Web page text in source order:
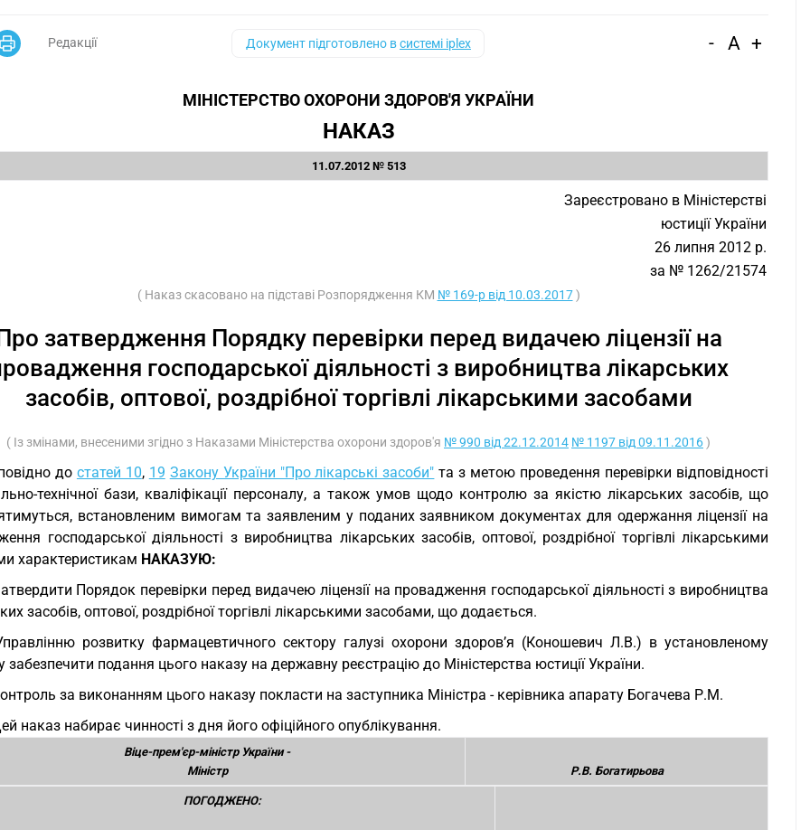
Редакції Документ підготовлено всистемі iplex - A +
МІНІСТЕРСТВО ОХОРОНИ ЗДОРОВ'Я УКРАЇНИ
НАКАЗ
11.07.2012 № 513
Зареєстровано в Міністерстві
юстиції України
26 липня 2012 р.
за № 1262/21574
( Наказ скасовано на підставі Розпорядження КМ № 169-р від 10.03.2017)
затвердження Порядку перевірки перед видачею ліцензії на
господарської діяльності з виробництва лікарських
засобів, оптової, роздрібної торгівлі лікарськими засобами
( Із змінами, внесеними згідно з Наказами Міністерства охорони здоров'я № 990 від 22.12.2014 № 1197 від 09.11.2016)
до статей 10, 19 Закону України "Про лікарські засоби" та з метою проведення перевірки відповідності
технічної бази, кваліфікації персоналу, а також умов щодо контролю за якістю лікарських засобів, що
встановленим вимогам та заявленим у поданих заявником документах для одержання ліцензії на
господарської діяльності з виробництва лікарських засобів, оптової, роздрібної торгівлі лікарськими
характеристикам НАКАЗУЮ:
Порядок перевірки перед видачею ліцензії на провадження господарської діяльності з виробництва
засобів, оптової, роздрібної торгівлі лікарськими засобами, що додається.
розвитку фармацевтичного сектору галузі охорони здоров’я (Коношевич Л.В.) в установленому
забезпечити подання цього наказу на державну реєстрацію до Міністерства юстиції України.
за виконанням цього наказу покласти на заступника Міністра - керівника апарату Богачева Р.М.
наказ набирає чинності з дня його офіційного опублікування.
Віце-прем'єр-міністр України -
Міністр
Р.В. Богатирьова
ПОГОДЖЕНО: